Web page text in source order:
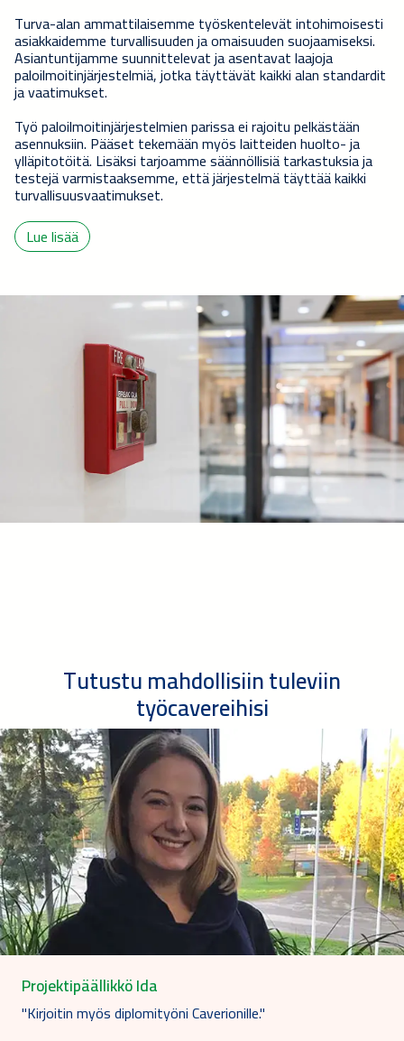
Turva-alan ammattilaisemme työskentelevät intohimoisesti
asiakkaidemme turvallisuuden ja omaisuuden suojaamiseksi.
Asiantuntijamme suunnittelevat ja asentavat laajoja
paloilmoitinjärjestelmiä, jotka täyttävät kaikki alan standardit
ja vaatimukset.
Työ paloilmoitinjärjestelmien parissa ei rajoitu pelkästään
asennuksiin. Pääset tekemään myös laitteiden huolto- ja
ylläpitotöitä. Lisäksi tarjoamme säännöllisiä tarkastuksia ja
testejä varmistaaksemme, että järjestelmä täyttää kaikki
turvallisuusvaatimukset.
Lue lisää
Tutustu mahdollisiin tuleviin
työcavereihisi
Projektipäällikkö Ida
"Kirjoitin myös diplomityöni Caverionille."